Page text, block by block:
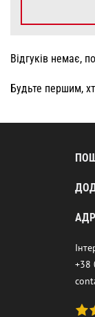
Відгуків немає,
Будьте першим,
+38